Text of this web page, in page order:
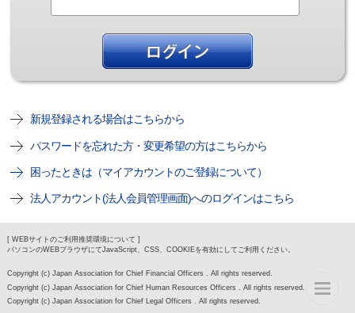
新規登録される場合はこちらから
パスワードを忘れた方・変更希望の方はこちらから
困ったときは（マイアカウントのご登録について）
法人アカウント(法人会員管理画面)へのログインはこちら
[ WEBサイトのご利用推奨環境について ]
パソコンのWEBブラウザにてJavaScript、CSS、COOKIEを有効にしてご利用ください。
Copyright (c) Japan Association for Chief Financial Officers . All rights reserved.
Copyright (c) Japan Association for Chief Human Resources Officers . All rights reserved.
Copyright (c) Japan Association for Chief Legal Officers . All rights reserved.